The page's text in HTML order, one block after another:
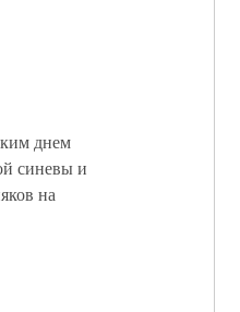
днем
синевы и
на